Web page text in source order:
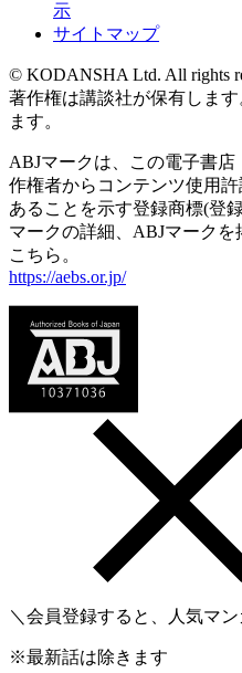
示
サイトマップ
© KODANSHA Ltd. All rights
著作権は講談社が保有しま
ます。
ABJマークは、この電子書
作権者からコンテンツ使用
あることを示す登録商標(登
マークの詳細、ABJマーク
こちら。
https://aebs.or.jp/
＼会員登録すると、人気マ
※最新話は除きます